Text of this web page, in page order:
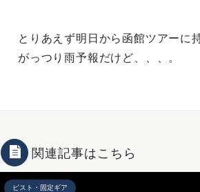
とりあえず明日から函館ツアーに
がっつり雨予報だけど、、、。
関連記事はこちら
ピスト・固定ギア